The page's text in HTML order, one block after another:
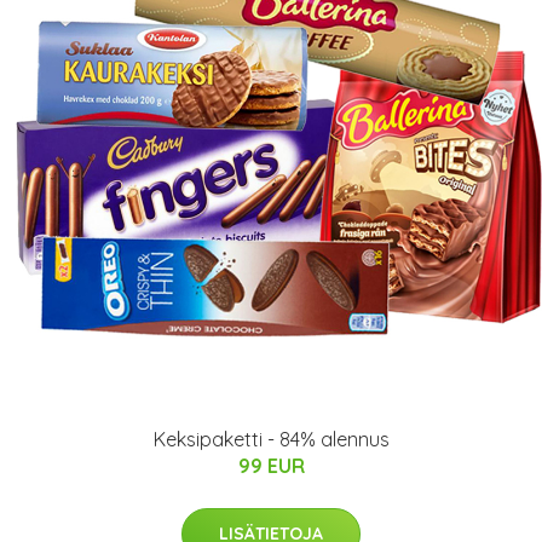
Keksipaketti - 84% alennus
99 EUR
LISÄTIETOJA